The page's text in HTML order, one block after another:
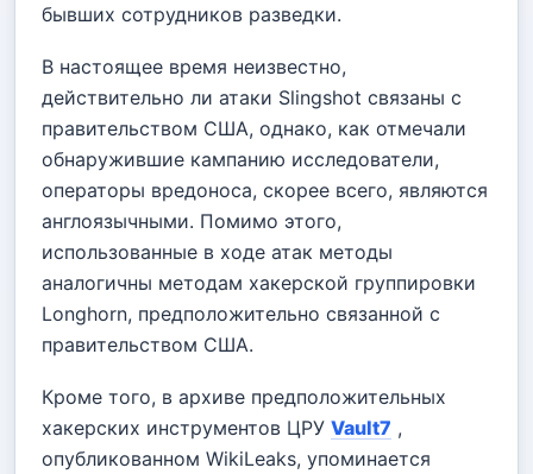
бывших сотрудников разведки.
В настоящее время неизвестно,
действительно ли атаки Slingshot связаны с
правительством США, однако, как отмечали
обнаружившие кампанию исследователи,
операторы вредоноса, скорее всего, являются
англоязычными. Помимо этого,
использованные в ходе атак методы
аналогичны методам хакерской группировки
Longhorn, предположительно связанной с
правительством США.
Кроме того, в архиве предположительных
хакерских инструментов ЦРУ Vault7 ,
опубликованном WikiLeaks, упоминается